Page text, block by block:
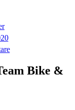
zu
Ich
neu
Bike &